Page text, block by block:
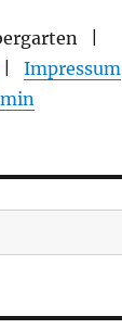
|
|Impressum